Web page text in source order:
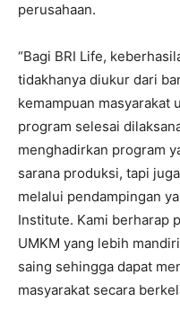
perusahaan.
“Bagi BRI Life,
tidakhanya diukur dari
kemampuan masyarakat
program selesai
menghadirkan program
sarana produksi, tapi
melalui pendampingan
Institute. Kami berharap
UMKM yang lebih
saing sehingga dapat
masyarakat secara